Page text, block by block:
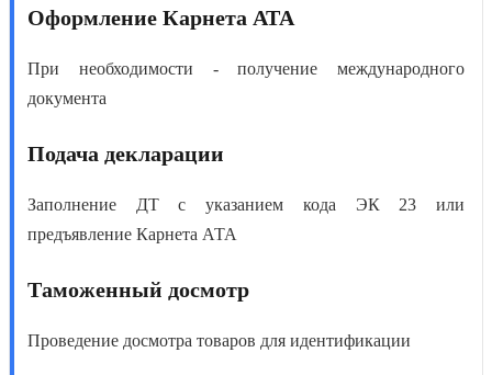
Оформление Карнета АТА
При необходимости - получение международного
документа
Подача декларации
Заполнение ДТ с указанием кода ЭК 23 или
предъявление Карнета АТА
Таможенный досмотр
Проведение досмотра товаров для идентификации